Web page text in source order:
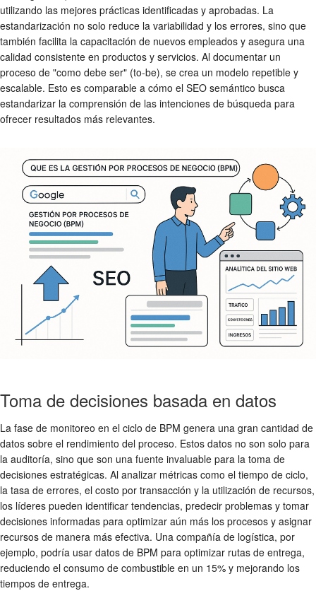
utilizando las mejores prácticas identificadas y aprobadas. La
estandarización no solo reduce la variabilidad y los errores, sino que
también facilita la capacitación de nuevos empleados y asegura una
calidad consistente en productos y servicios. Al documentar un
proceso de "como debe ser" (to-be), se crea un modelo repetible y
escalable. Esto es comparable a cómo el SEO semántico busca
estandarizar la comprensión de las intenciones de búsqueda para
ofrecer resultados más relevantes.
Toma de decisiones basada en datos
La fase de monitoreo en el ciclo de BPM genera una gran cantidad de
datos sobre el rendimiento del proceso. Estos datos no son solo para
la auditoría, sino que son una fuente invaluable para la toma de
decisiones estratégicas. Al analizar métricas como el tiempo de ciclo,
la tasa de errores, el costo por transacción y la utilización de recursos,
los líderes pueden identificar tendencias, predecir problemas y tomar
decisiones informadas para optimizar aún más los procesos y asignar
recursos de manera más efectiva. Una compañía de logística, por
ejemplo, podría usar datos de BPM para optimizar rutas de entrega,
reduciendo el consumo de combustible en un 15% y mejorando los
tiempos de entrega.